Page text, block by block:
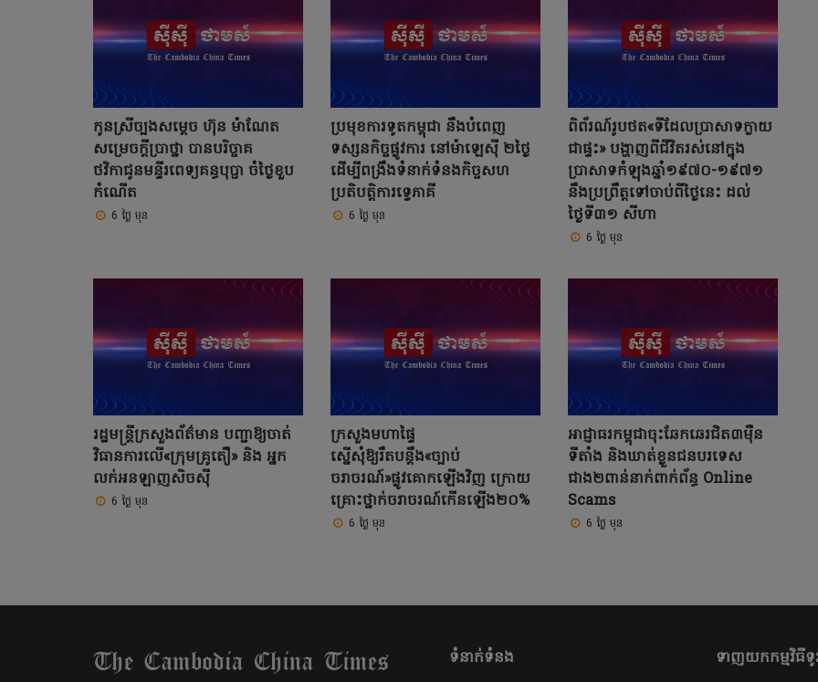
កូនស្រីច្បងសម្តេច ហ៊ុន ម៉ាណែត
សម្រេចក្តីប្រាថ្នា បានបរិច្ចាគ
ថវិកាជូនមន្ទីរពេទ្យគន្ធបុប្ផា ចំថ្ងៃខួប
កំណើត
6 ថ្ងៃ មុន
ប្រមុខការទូតកម្ពុជា នឹងបំពេញ
ទស្សនកិច្ចផ្លូវការ នៅម៉ាឡេស៊ី ២ថ្ងៃ
ដើម្បីពង្រឹងទំនាក់ទំនងកិច្ចសហ
ប្រតិបត្តិការទ្វេភាគី
6 ថ្ងៃ មុន
ពិព័រណ៍រូបថត«ទីដែលប្រាសាទក្លាយ
ជាផ្ទះ» បង្ហាញពីជីវិតរស់នៅក្នុង
ប្រាសាទកំឡុងឆ្នាំ១៩៧០-១៩៧១
នឹងប្រព្រឹត្តទៅចាប់ពីថ្ងៃនេះ ដល់
ថ្ងៃទី៣១ សីហា
6 ថ្ងៃ មុន
រដ្ឋមន្ត្រីក្រសួងព័ត៌មាន បញ្ជាឱ្យចាត់
វិធានការលើ«ក្រុមគ្រូតឿ» និង អ្នក
លក់អនឡាញសិចស៊ី
6 ថ្ងៃ មុន
ក្រសួងមហាផ្ទៃ
ស្នើសុំឱ្យរឹតបន្ដឹង«ច្បាប់
ចរាចរណ៍»ផ្លូវគោកឡើងវិញ ក្រោយ
គ្រោះថ្នាក់ចរាចរណ៍កើនឡើង២០%
6 ថ្ងៃ មុន
អាជ្ញាធរកម្ពុជាចុះឆែកឆេរជិត៣ម៉ឺន
ទីតាំង និងឃាត់ខ្លួនជនបរទេស
ជាង២ពាន់នាក់ពាក់ព័ន្ធ Online
Scams
6 ថ្ងៃ មុន
ទំនាក់ទំនង ទាញយកកម្មវិធីទូ